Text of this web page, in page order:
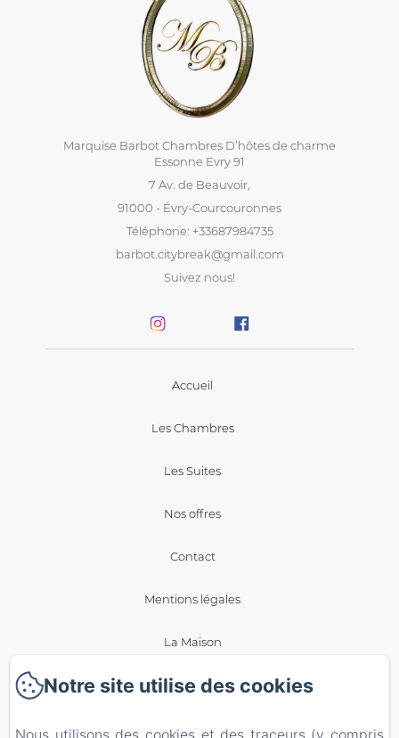
Marquise Barbot Chambres D’hôtes de charme
Essonne Evry 91
7 Av. de Beauvoir,
91000 - Évry-Courcouronnes
Téléphone: +33687984735
barbot.citybreak@gmail.com
Suivez nous!
Accueil
Les Chambres
Les Suites
Nos offres
Contact
Mentions légales
La Maison
Blog
Politique de confidentialité
Notre site utilise des cookies
Nous utilisons des cookies et des traceurs (y compris